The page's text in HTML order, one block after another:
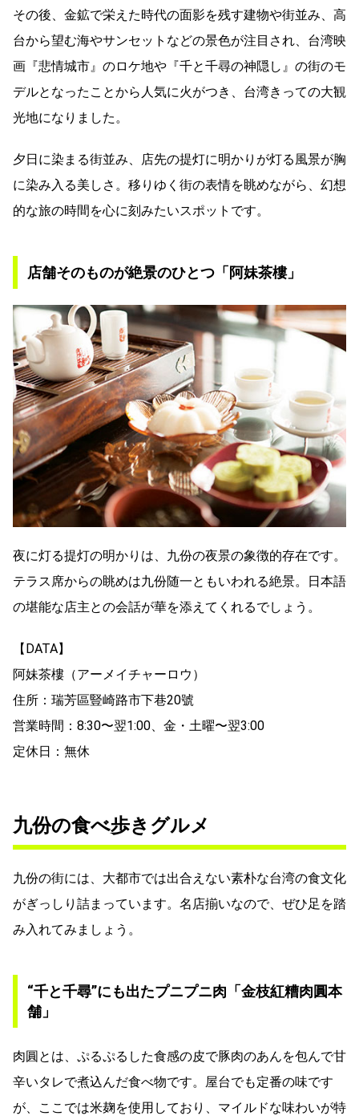
その後、金鉱で栄えた時代の面影を残す建物や街並み、高
台から望む海やサンセットなどの景色が注目され、台湾映
画『悲情城市』のロケ地や『千と千尋の神隠し』の街のモ
デルとなったことから人気に火がつき、台湾きっての大観
光地になりました。
夕日に染まる街並み、店先の提灯に明かりが灯る風景が胸
に染み入る美しさ。移りゆく街の表情を眺めながら、幻想
的な旅の時間を心に刻みたいスポットです。
店舗そのものが絶景のひとつ「阿妹茶樓」
夜に灯る提灯の明かりは、九份の夜景の象徴的存在です。
テラス席からの眺めは九份随一ともいわれる絶景。日本語
の堪能な店主との会話が華を添えてくれるでしょう。
【DATA】
阿妹茶樓（アーメイチャーロウ）
住所：瑞芳區豎崎路市下巷20號
営業時間：8:30〜翌1:00、金・土曜〜翌3:00
定休日：無休
九份の食べ歩きグルメ
九份の街には、大都市では出合えない素朴な台湾の食文化
がぎっしり詰まっています。名店揃いなので、ぜひ足を踏
み入れてみましょう。
“千と千尋”にも出たプニプニ肉「金枝紅糟肉圓本
舗」
肉圓とは、ぷるぷるした食感の皮で豚肉のあんを包んで甘
辛いタレで煮込んだ食べ物です。屋台でも定番の味です
が、ここでは米麹を使用しており、マイルドな味わいが特